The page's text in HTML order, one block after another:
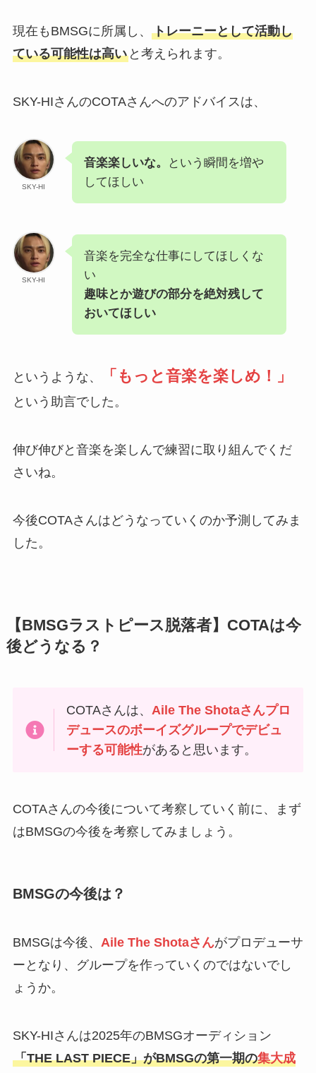
現在もBMSGに所属し、 トレーニーとして活動し
ている可能性は高いと考えられます。
SKY-HIさんのCOTAさんへのアドバイスは、
SKY-HI
音楽楽しいな。
という瞬間を増や
してほしい
SKY-HI
音楽を完全な仕事にしてほしくな
い
趣味とか遊びの部分を絶対残して
おいてほしい
というような、 「もっと音楽を楽しめ！」
という助言でした。
伸び伸びと音楽を楽しんで練習に取り組んでくだ
さいね。
今後COTAさんはどうなっていくのか予測してみま
した。
【BMSGラストピース脱落者】COTAは今
後どうなる？
COTAさんは、 Aile The Shotaさんプロ
デュースのボーイズグループでデビュ
ーする可能性があると思います。
COTAさんの今後について考察していく前に、まず
はBMSGの今後を考察してみましょう。
BMSGの今後は？
BMSGは今後、 Aile The Shotaさんがプロデューサ
ーとなり、グループを作っていくのではないでし
ょうか。
SKY-HIさんは2025年のBMSGオーディション
「THE LAST PIECE」がBMSGの第一期の集大成